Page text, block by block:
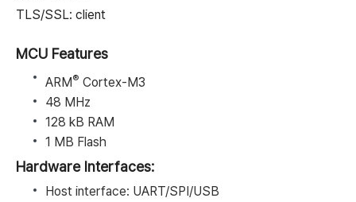
TLS/SSL: client
MCU Features
ARM® Cortex-M3
48 MHz
128 kB RAM
1 MB Flash
Hardware Interfaces:
Host interface: UART/SPI/USB